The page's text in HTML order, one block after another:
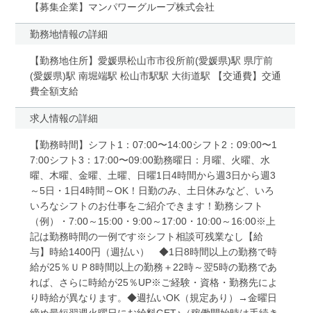
【募集企業】マンパワーグループ株式会社
勤務地情報の詳細
【勤務地住所】愛媛県松山市市役所前(愛媛県)駅 県庁前
(愛媛県)駅 南堀端駅 松山市駅駅 大街道駅 【交通費】交通
費全額支給
求人情報の詳細
【勤務時間】シフト1：07:00〜14:00シフト2：09:00〜1
7:00シフト3：17:00〜09:00勤務曜日：月曜、火曜、水
曜、木曜、金曜、土曜、日曜1日4時間から週3日から週3
～5日・1日4時間～OK！日勤のみ、土日休みなど、いろ
いろなシフトのお仕事をご紹介できます！勤務シフト
（例）・7:00～15:00・9:00～17:00・10:00～16:00※上
記は勤務時間の一例です※シフト相談可残業なし【給
与】時給1400円（週払い） ◆1日8時間以上の勤務で時
給が25％ＵＰ8時間以上の勤務＋22時～翌5時の勤務であ
れば、さらに時給が25％UP※ご経験・資格・勤務先によ
り時給が異なります。◆週払いOK（規定あり）→金曜日